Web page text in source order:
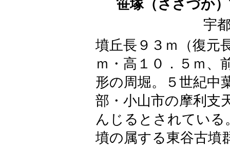
笹塚（ささづか
宇
墳丘長９３ｍ（復元
ｍ・高１０．５ｍ、
形の周堀。５世紀中
部・小山市の摩利支
んじるとされている
墳の属する東谷古墳